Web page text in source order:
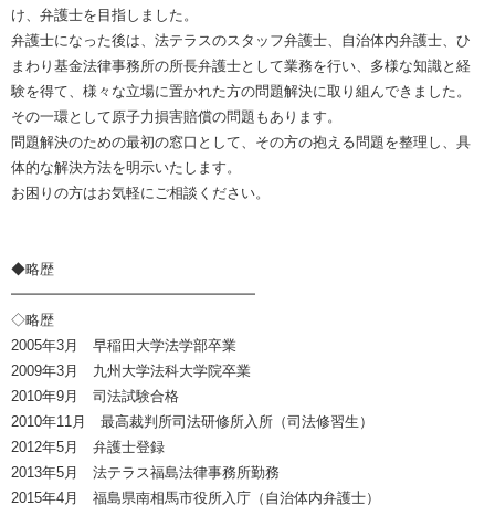
け、弁護士を目指しました。
弁護士になった後は、法テラスのスタッフ弁護士、自治体内弁護士、ひ
まわり基金法律事務所の所長弁護士として業務を行い、多様な知識と経
験を得て、様々な立場に置かれた方の問題解決に取り組んできました。
その一環として原子力損害賠償の問題もあります。
問題解決のための最初の窓口として、その方の抱える問題を整理し、具
体的な解決方法を明示いたします。
お困りの方はお気軽にご相談ください。
◆略歴
━━━━━━━━━━━━━━━━━
◇略歴
2005年3月 早稲田大学法学部卒業
2009年3月 九州大学法科大学院卒業
2010年9月 司法試験合格
2010年11月 最高裁判所司法研修所入所（司法修習生）
2012年5月 弁護士登録
2013年5月 法テラス福島法律事務所勤務
2015年4月 福島県南相馬市役所入庁（自治体内弁護士）